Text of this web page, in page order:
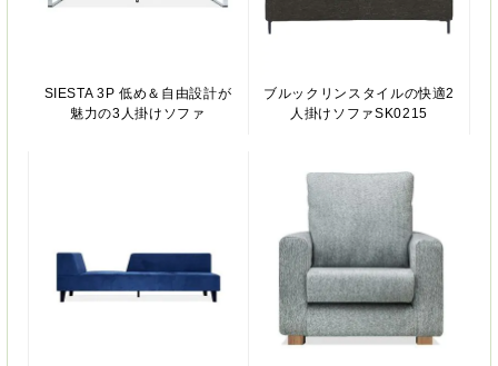
SIESTA 3P 低め＆自由設計が
魅力の3人掛けソファ
ブルックリンスタイルの快適2
人掛けソファSK0215